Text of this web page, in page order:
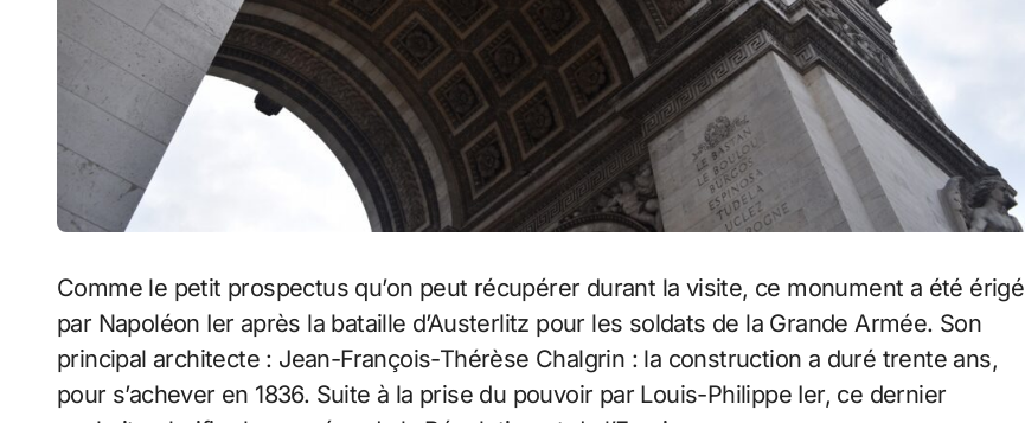
Comme le petit prospectus qu’on peut récupérer durant la visite, ce monument a été érigé
par Napoléon Ier après la bataille d’Austerlitz pour les soldats de la Grande Armée. Son
principal architecte : Jean-François-Thérèse Chalgrin : la construction a duré trente ans,
pour s’achever en 1836. Suite à la prise du pouvoir par Louis-Philippe Ier, ce dernier